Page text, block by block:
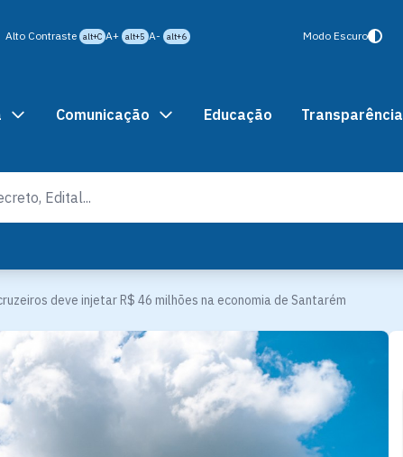
Alto Contraste alt+C A+ alt+5 A- alt+6 Modo Escuro
Comunicação Educação Transparência
deve injetar R$ 46 milhões na economia de Santarém